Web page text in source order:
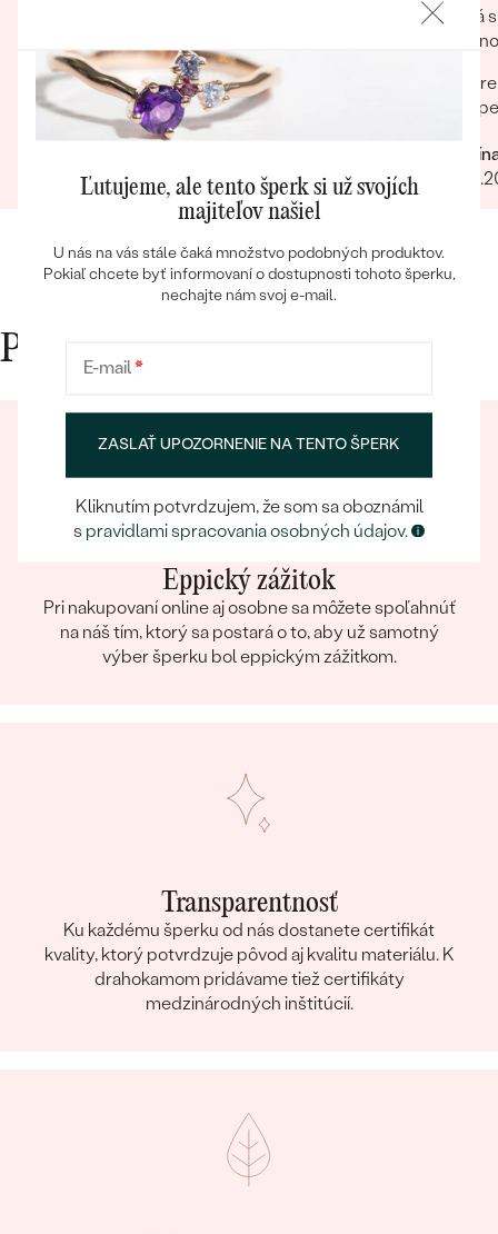
Bestsellery
OBJAVIŤ
Krásne balenie extra rýchle doručenie
nádherná kvalitná retiazka výborná cena
24.07.2025
Zobraziť celú recenziu
Veľká
Prečo nakupovať v Eppi
Eppický zážitok
Pri nakupovaní online aj osobne sa môžete spoľahnúť
na náš tím, ktorý sa postará o to, aby už samotný
výber šperku bol eppickým zážitkom.
Transparentnosť
Ku každému šperku od nás dostanete certifikát
kvality, ktorý potvrdzuje pôvod aj kvalitu materiálu. K
drahokamom pridávame tiež certifikáty
medzinárodných inštitúcií.
Ľutujeme, ale tento šperk si už svojích
majiteľov našiel
U nás na vás stále čaká množstvo podobných produktov.
Pokiaľ chcete byť informovaní o dostupnosti tohoto šperku,
nechajte nám svoj e-mail.
E-mail*
ZASLAŤ UPOZORNENIE NA TENTO ŠPERK
Kliknutím potvrdzujem, že som sa oboznámil
s pravidlami spracovania osobných údajov.